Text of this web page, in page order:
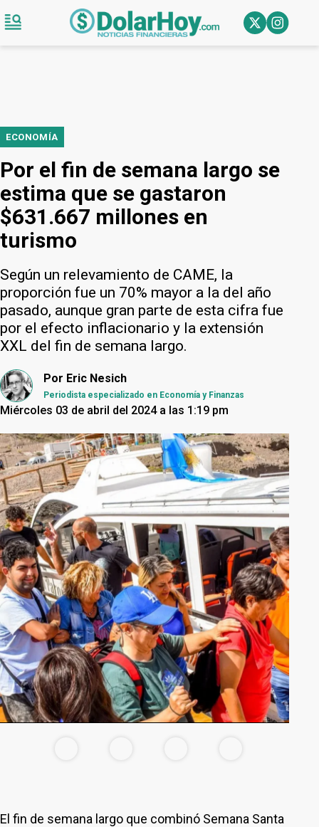
ECONOMÍA
Por el fin de semana largo se
estima que se gastaron
$631.667 millones en
turismo
Según un relevamiento de CAME, la
proporción fue un 70% mayor a la del año
pasado, aunque gran parte de esta cifra fue
por el efecto inflacionario y la extensión
XXL del fin de semana largo.
Por Eric Nesich
Periodista especializado en Economía y Finanzas
Miércoles 03 de abril del 2024 a las 1:19 pm
El fin de semana largo que combinó Semana Santa